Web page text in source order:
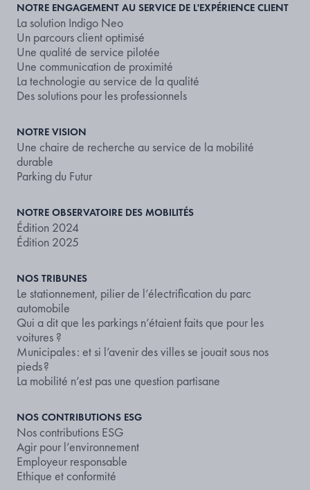
NOTRE ENGAGEMENT AU SERVICE DE L'EXPÉRIENCE CLIENT
La solution Indigo Neo
Un parcours client optimisé
Une qualité de service pilotée
Une communication de proximité
La technologie au service de la qualité
Des solutions pour les professionnels
NOTRE VISION
Une chaire de recherche au service de la mobilité
durable
Parking du Futur
NOTRE OBSERVATOIRE DES MOBILITÉS
Édition 2024
Édition 2025
NOS TRIBUNES
Le stationnement, pilier de l’électrification du parc
automobile
Qui a dit que les parkings n’étaient faits que pour les
voitures ?
Municipales : et si l’avenir des villes se jouait sous nos
pieds ?
La mobilité n’est pas une question partisane
NOS CONTRIBUTIONS ESG
Nos contributions ESG
Agir pour l’environnement
Employeur responsable
Ethique et conformité